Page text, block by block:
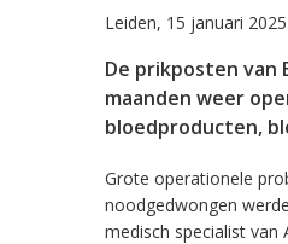
Leiden, 15 januari
De prikposten van
maanden weer
bloedproducten,
Grote operationele
noodgedwongen
medisch specialist van